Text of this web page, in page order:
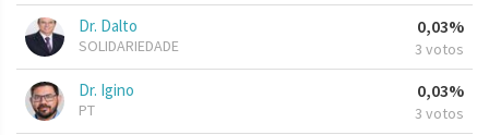
Dr. Dalto
SOLIDARIEDADE
0,03%
3 votos
Dr. Igino
PT
0,03%
3 votos